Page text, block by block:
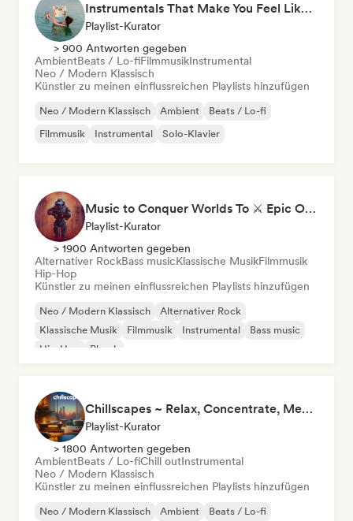
Instrumentals That Make You Feel Like Floating
Playlist-Kurator
> 900 Antworten gegeben
AmbientBeats / Lo-fiFilmmusikInstrumental
Neo / Modern Klassisch
Künstler zu meinen einflussreichen Playlists hinzufügen
Neo / Modern Klassisch Ambient
Beats / Lo-fi
Filmmusik
Instrumental Solo-Klavier
Music to Conquer Worlds To ⚔️ Epic Orchestral, Cinematic & Trailer Music
Playlist-Kurator
> 1900 Antworten gegeben
Alternativer RockBass musicKlassische MusikFilmmusik
Hip-Hop
Künstler zu meinen einflussreichen Playlists hinzufügen
Neo / Modern Klassisch
Alternativer Rock
Klassische Musik
Filmmusik Instrumental
Bass music
Hip-Hop
Phonk
Chillscapes ~ Relax, Concentrate, Meditate, Sleep, Dream
Playlist-Kurator
> 1800 Antworten gegeben
AmbientBeats / Lo-fiChill outInstrumental
Neo / Modern Klassisch
Künstler zu meinen einflussreichen Playlists hinzufügen
Neo / Modern Klassisch Ambient Beats / Lo-fi